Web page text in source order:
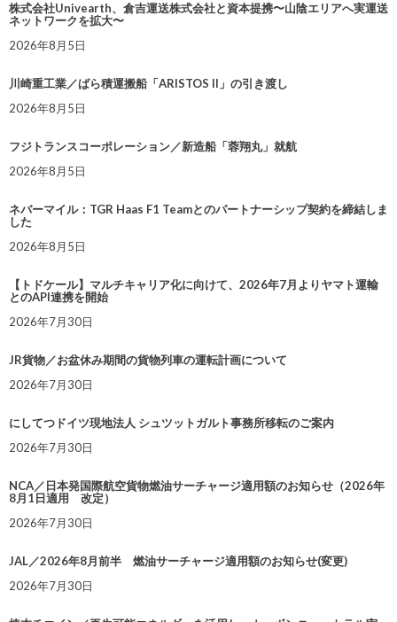
株式会社Univearth、倉吉運送株式会社と資本提携〜山陰エリアへ実運送
ネットワークを拡大〜
2026年8月5日
川崎重工業／ばら積運搬船「ARISTOS II」の引き渡し
2026年8月5日
フジトランスコーポレーション／新造船「蓉翔丸」就航
2026年8月5日
ネバーマイル：TGR Haas F1 Teamとのパートナーシップ契約を締結しま
した
2026年8月5日
【トドケール】マルチキャリア化に向けて、2026年7月よりヤマト運輸
とのAPI連携を開始
2026年7月30日
JR貨物／お盆休み期間の貨物列車の運転計画について
2026年7月30日
にしてつドイツ現地法人 シュツットガルト事務所移転のご案内
2026年7月30日
NCA／日本発国際航空貨物燃油サーチャージ適用額のお知らせ（2026年
8月1日適用 改定）
2026年7月30日
JAL／2026年8月前半 燃油サーチャージ適用額のお知らせ(変更)
2026年7月30日